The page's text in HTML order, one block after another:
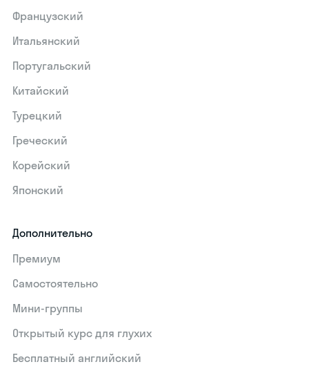
Французский
Итальянский
Португальский
Китайский
Турецкий
Греческий
Корейский
Японский
Дополнительно
Премиум
Самостоятельно
Мини-группы
Открытый курс для глухих
Бесплатный английский